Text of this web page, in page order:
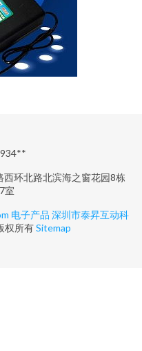
环北路北滨海之窗花园8栋
室
电子产品 深圳市泰昇互动科
权所有Sitemap